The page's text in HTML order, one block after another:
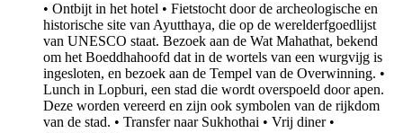
• Ontbijt in het hotel • Fietstocht door de archeologische en
historische site van Ayutthaya, die op de werelderfgoedlijst
van UNESCO staat. Bezoek aan de Wat Mahathat, bekend
om het Boeddhahoofd dat in de wortels van een wurgvijg is
ingesloten, en bezoek aan de Tempel van de Overwinning. •
Lunch in Lopburi, een stad die wordt overspoeld door apen.
Deze worden vereerd en zijn ook symbolen van de rijkdom
van de stad. • Transfer naar Sukhothai • Vrij diner •